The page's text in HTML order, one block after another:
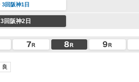
3回阪神1日
3回阪神2日
良